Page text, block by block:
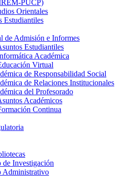
PUCP)
Orientales
Estudiantiles
de Admisión e Informes
Estudiantiles
Académica
Virtual
de Responsabilidad Social
de Relaciones Institucionales
del Profesorado
Académicos
Continua
de Investigación
Administrativo